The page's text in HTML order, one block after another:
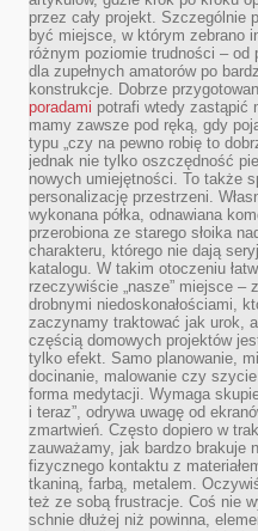
przez cały projekt. Szczególnie
być miejsce, w którym zebrano
różnym poziomie trudności – od
dla zupełnych amatorów po
konstrukcje. Dobrze
poradami potrafi wtedy zastąpić
mamy zawsze pod ręką, gdy
typu „czy na pewno robię to
jednak nie tylko oszczędność
nowych umiejętności. To także
personalizację przestrzeni.
wykonana półka, odnawiana
przerobiona ze starego słoika
charakteru, którego nie dają
katalogu. W takim otoczeniu
rzeczywiście „nasze” miejsce –
drobnymi niedoskonałościami,
zaczynamy traktować jak urok,
częścią domowych projektów
tylko efekt. Samo planowanie,
docinanie, malowanie czy
forma medytacji. Wymaga
i teraz”, odrywa uwagę od
zmartwień. Często dopiero w
zauważamy, jak bardzo brakuje
fizycznego kontaktu z
tkaniną, farbą, metalem.
też ze sobą frustracje. Coś nie
schnie dłużej niż powinna,